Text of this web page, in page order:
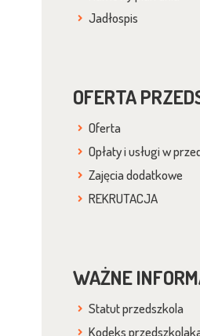
Jadłospis
OFERTA
Oferta
Opłaty i usługi w
Zajęcia dodatkowe
REKRUTACJA
WAŻNE
Statut przedszkola
Kodeks